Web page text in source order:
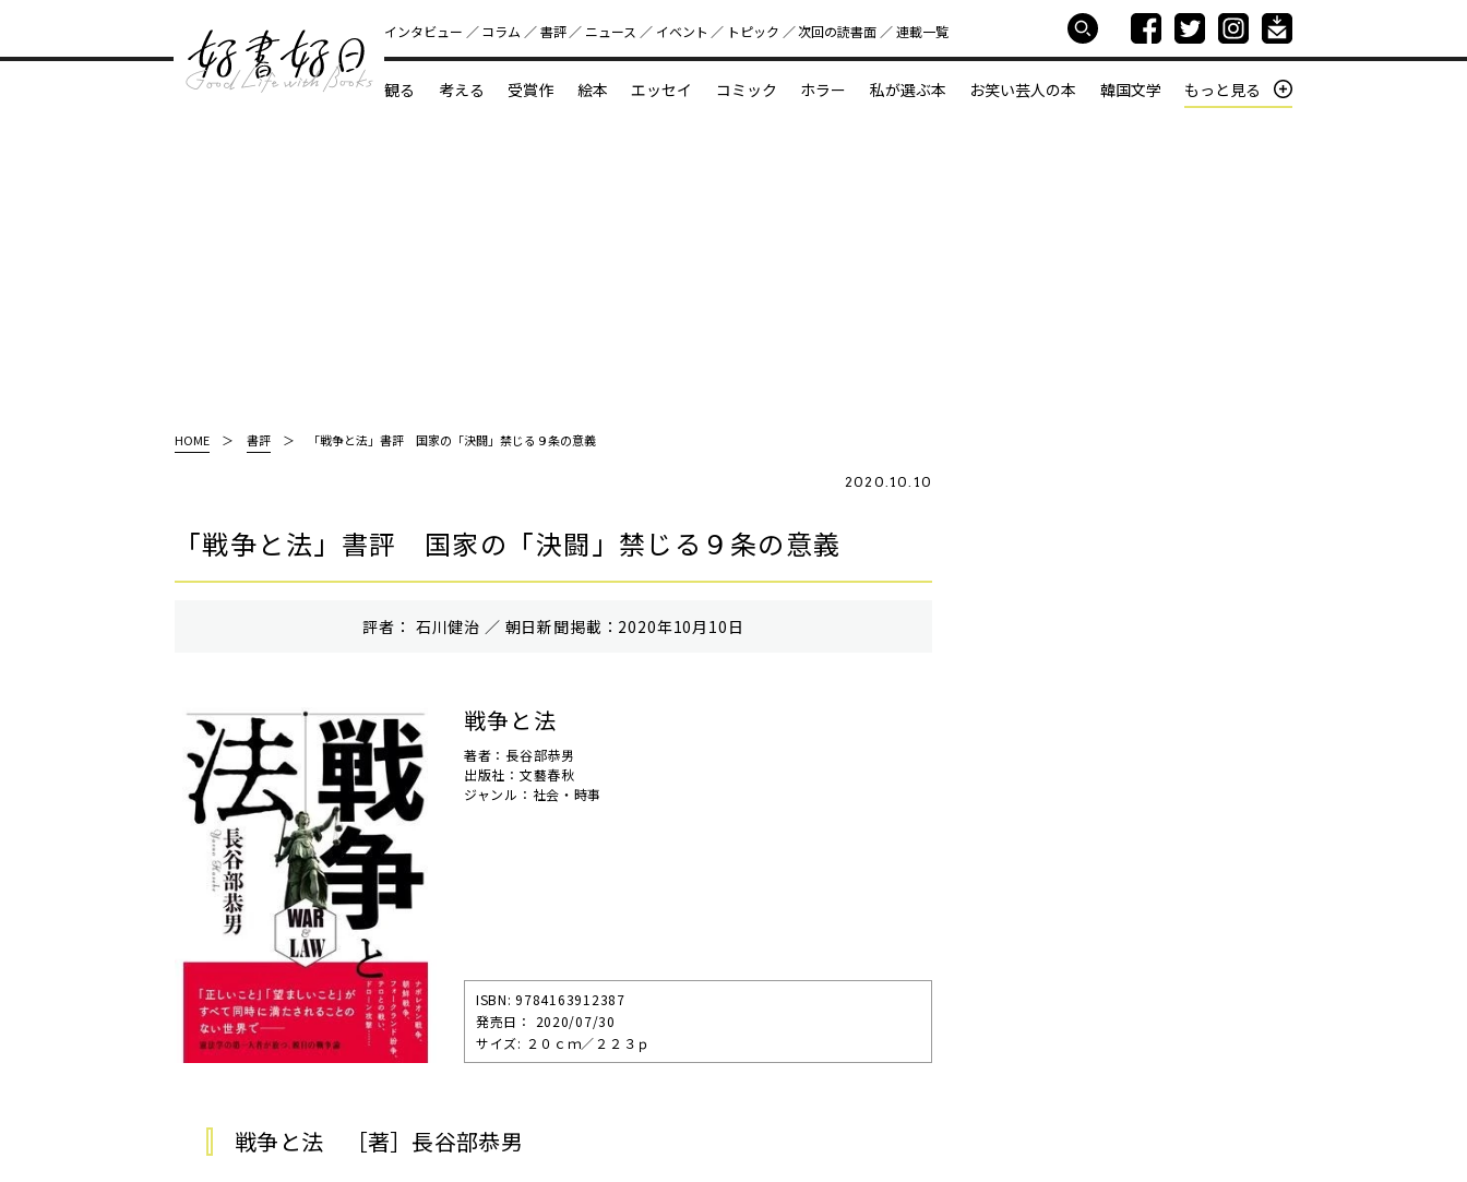
好書好日
インタビュー コラム 書評 ニュース イベント トピック 次回の読書⾯ 連載一覧
観る 考える 受賞作 絵本 エッセイ コミック ホラー 私が選ぶ本 お笑い芸人の本 韓国文学 もっと見る
HOME 書評 「戦争と法」書評 国家の「決闘」禁じる９条の意義
2020.10.10
「戦争と法」書評 国家の「決闘」禁じる９条の意義
評者： 石川健治 ／ 朝⽇新聞掲載：2020年10月10日
戦争と法
著者：長谷部恭男
出版社：文藝春秋
ジャンル：社会・時事
ISBN: 9784163912387
発売⽇： 2020/07/30
サイズ: ２０ｃｍ／２２３ｐ
戦争と法 ［著］長谷部恭男